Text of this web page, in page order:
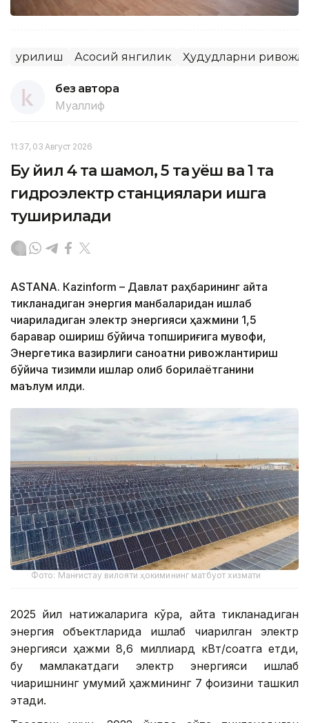
Қурилиш Асосий янгилик Ҳудудларни
без автора
Муаллиф
11:37, 03 Август 2026
Бу йил 4 та шамол, 5 та қуёш ва 1 та
гидроэлектр станциялари ишга
туширилади
ASTANА. Кazinform – Давлат раҳбарининг қайта
тикланадиган энергия манбаларидан ишлаб
чиқариладиган электр энергияси ҳажмини 1,5
баравар ошириш бўйича топшириғига мувофиқ,
Энергетика вазирлиги саноатни ривожлантириш
бўйича тизимли ишлар олиб борилаётганини
маълум қилди.
Фото: Манғистау вилояти ҳокимининг матбуот хизмати
2025 йил натижаларига кўра, қайта тикланадиган
энергия объектларида ишлаб чиқарилган электр
энергияси ҳажми 8,6 миллиард кВт/соатга етди,
бу мамлакатдаги электр энергияси ишлаб
чиқаришнинг умумий ҳажмининг 7 фоизини ташкил
этади.